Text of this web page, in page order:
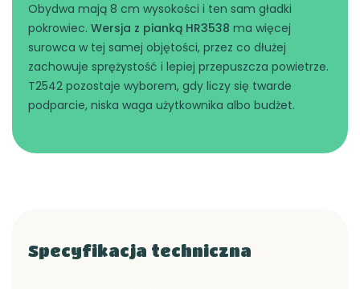
Obydwa mają 8 cm wysokości i ten sam gładki
pokrowiec.Wersja z pianką HR3538 ma więcej
surowca w tej samej objętości, przez co dłużej
zachowuje sprężystość i lepiej przepuszcza powietrze.
T2542 pozostaje wyborem, gdy liczy się twarde
podparcie, niska waga użytkownika albo budżet.
Specyfikacja techniczna